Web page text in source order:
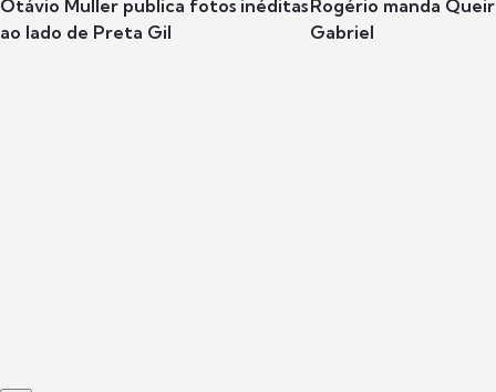
Otávio Muller publica fotos inéditas
ao lado de Preta Gil
Rogério manda
Gabriel